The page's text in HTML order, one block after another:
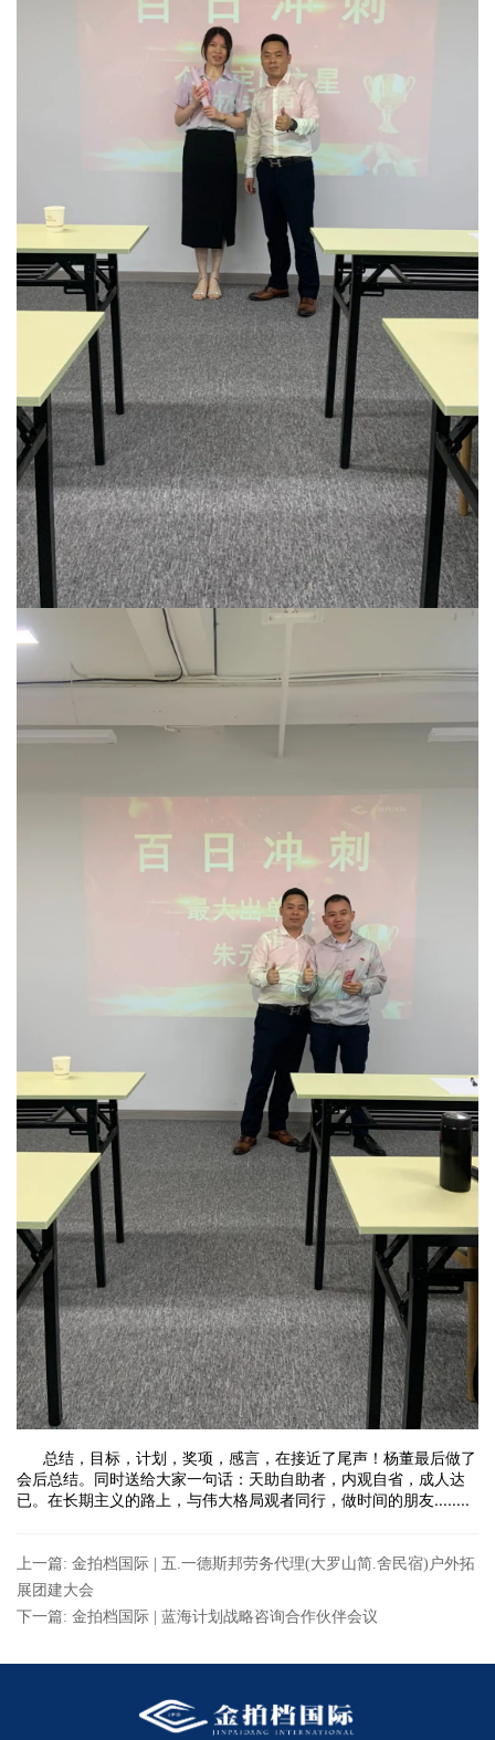
总结，目标，计划，奖项，感言，在接近了尾声！杨董最后做了
会后总结。同时送给大家一句话：天助自助者，内观自省，成人达
已。在长期主义的路上，与伟大格局观者同行，做时间的朋友........
上一篇: 金拍档国际 | 五.一德斯邦劳务代理(大罗山简.舍民宿)户外拓
展团建大会
下一篇: 金拍档国际 | 蓝海计划战略咨询合作伙伴会议